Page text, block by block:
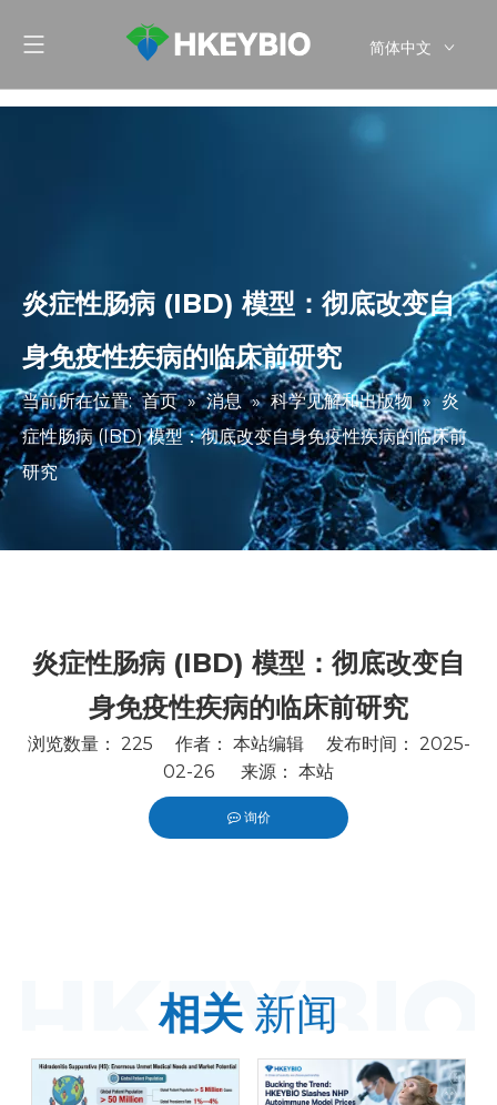
简体中文
炎症性肠病 (IBD) 模型：彻底改变自
身免疫性疾病的临床前研究
当前所在位置: 首页 » 消息 » 科学见解和出版物 » 炎
症性肠病 (IBD) 模型：彻底改变自身免疫性疾病的临床前
研究
炎症性肠病 (IBD) 模型：彻底改变自
身免疫性疾病的临床前研究
浏览数量： 225 作者： 本站编辑 发布时间： 2025-
02-26 来源： 本站
询价
相关 新闻